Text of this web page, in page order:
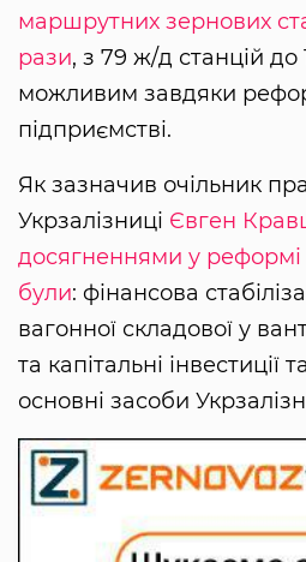
маршрутних зернових
рази, з 79 ж/д станцій до
можливим завдяки
підприємстві.
Як зазначив очільник
Укрзалізниці Євген
досягненнями у реформі
були: фінансова
вагонної складової у
та капітальні інвестиції
основні засоби